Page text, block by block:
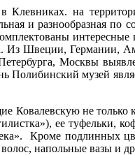
на
и разнообразная по
интересные
Из Швеции, Германии,
Москвы
музей
Ковалевскую не
ее туфельки,
Кроме подлинных
напольные вазы и